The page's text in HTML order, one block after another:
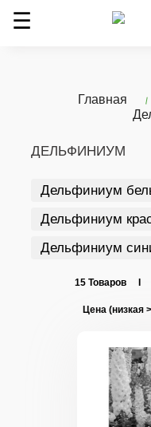
Главная
ДЕЛЬФИНИУМ
Дельфиниум
Дельфиниум
Дельфиниум
15 Товаров I